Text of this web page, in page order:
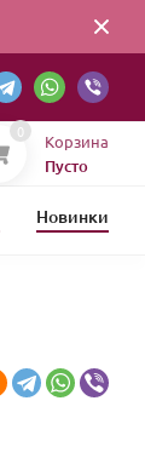
0 Корзина
Пусто
Новинки